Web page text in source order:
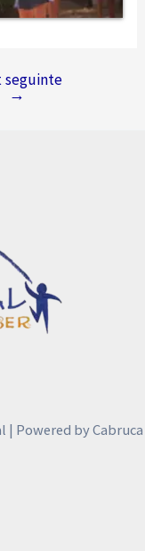
seguinte
→
Powered by Cabruca